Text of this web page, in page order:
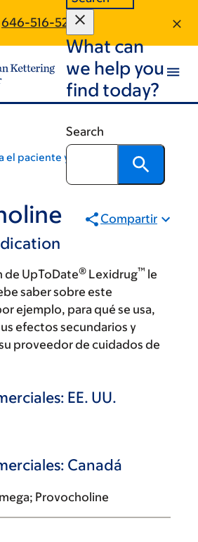
646-516-5256
What can
we help you
find today?
Search
el paciente y la comunidad
Compartir
de UpToDate® Lexidrug™ le
saber sobre este
ejemplo, para qué se usa,
efectos secundarios y
proveedor de cuidados de
EE. UU.
Canadá
Provocholine